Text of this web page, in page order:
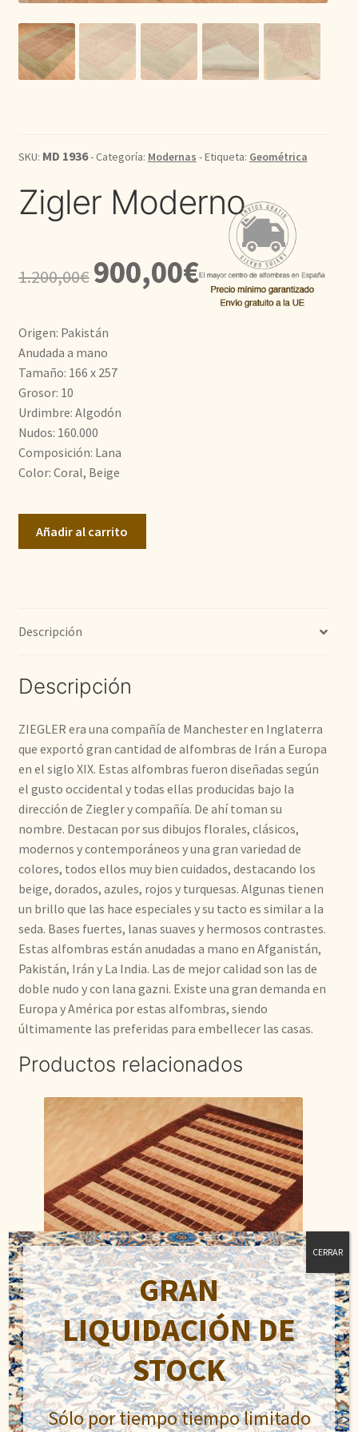
Kilim
Redondas
Seda
Pasillo
SKU: MD 1936- Categoría: Modernas - Etiqueta: Geométrica
Zigler Moderno
1.200,00€
El
precio
era:
1.200,00€.
900,00€El
precio
Origen: Pakistán
Anudada a mano
Tamaño: 166 x 257
Grosor: 10
Urdimbre: Algodón
Nudos: 160.000
Composición: Lana
Color: Coral, Beige
Añadir al carrito
Descripción
Descripción
ZIEGLER era una compañía de Manchester en Inglaterra
que exportó gran cantidad de alfombras de Irán a Europa
en el siglo XIX. Estas alfombras fueron diseñadas según
el gusto occidental y todas ellas producidas bajo la
dirección de Ziegler y compañía. De ahí toman su
nombre. Destacan por sus dibujos florales, clásicos,
modernos y contemporáneos y una gran variedad de
colores, todos ellos muy bien cuidados, destacando los
beige, dorados, azules, rojos y turquesas. Algunas tienen
un brillo que las hace especiales y su tacto es similar a la
seda. Bases fuertes, lanas suaves y hermosos contrastes.
Estas alfombras están anudadas a mano en Afganistán,
Pakistán, Irán y La India. Las de mejor calidad son las de
doble nudo y con lana gazni. Existe una gran demanda en
Europa y América por estas alfombras, siendo
últimamente las preferidas para embellecer las casas.
Productos relacionados
Ziegler Moderno
1.600,00€
El
precio
1.116,00€El
precio
GRAN
LIQUIDACIÓN DE
STOCK
Sólo por tiempo tiempo limitado
CERRAR